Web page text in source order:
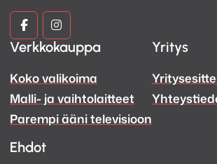
Kuva
ja
Ääni
Facebook
Kuva
ja
Ääni
Instagram
Verkkokauppa
Koko valikoima
Malli- ja vaihtolaitteet
Parempi ääni televisioon
Yritys
Ehdot